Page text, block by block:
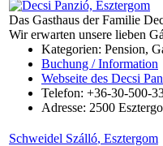
Das Gasthaus der Familie
Wir erwarten unsere lieben
Kategorien: Pension,
Buchung / Information
Webseite des Decsi
Telefon: +36-30-500-
Adresse: 2500
Schweidel Szálló, Esztergom